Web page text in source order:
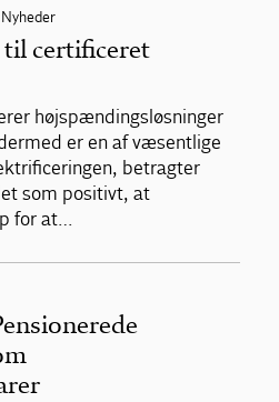
Nyheder
til certificeret
højspændingsløsninger
er en af væsentlige
betragter
som positivt, at
for at…